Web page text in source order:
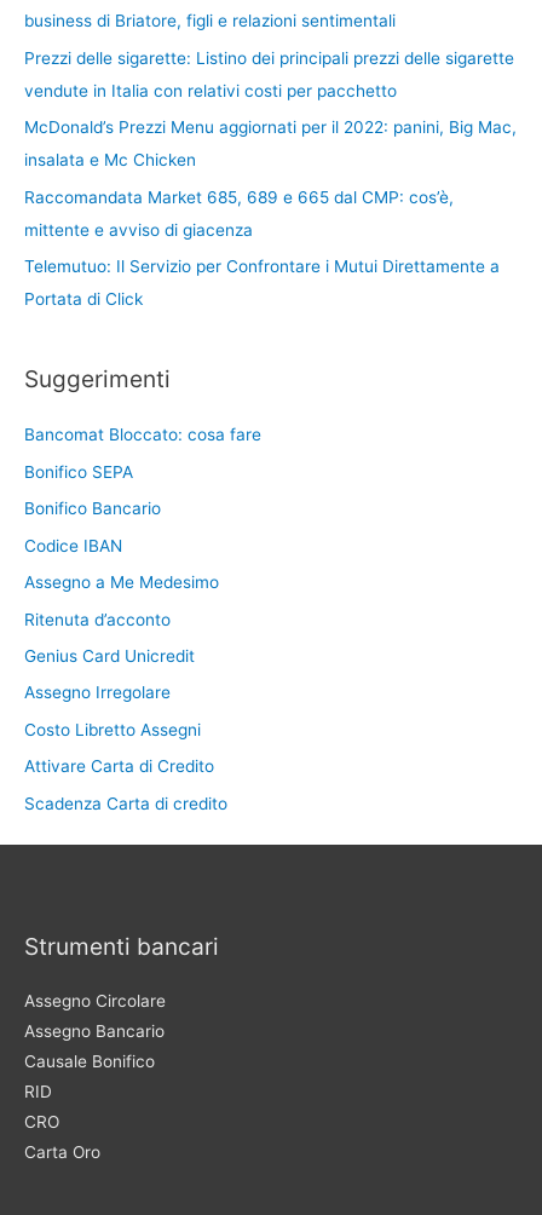
business di Briatore, figli e relazioni sentimentali
Prezzi delle sigarette: Listino dei principali prezzi delle sigarette
vendute in Italia con relativi costi per pacchetto
McDonald’s Prezzi Menu aggiornati per il 2022: panini, Big Mac,
insalata e Mc Chicken
Raccomandata Market 685, 689 e 665 dal CMP: cos’è,
mittente e avviso di giacenza
Telemutuo: Il Servizio per Confrontare i Mutui Direttamente a
Portata di Click
Suggerimenti
Bancomat Bloccato: cosa fare
Bonifico SEPA
Bonifico Bancario
Codice IBAN
Assegno a Me Medesimo
Ritenuta d’acconto
Genius Card Unicredit
Assegno Irregolare
Costo Libretto Assegni
Attivare Carta di Credito
Scadenza Carta di credito
Strumenti bancari
Assegno Circolare
Assegno Bancario
Causale Bonifico
RID
CRO
Carta Oro